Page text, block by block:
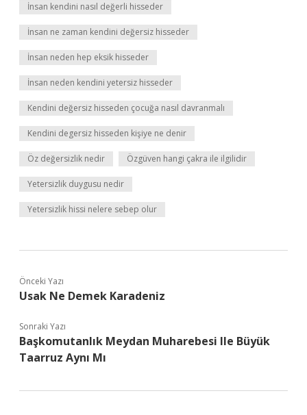
İnsan kendini nasıl değerli hisseder
İnsan ne zaman kendini değersiz hisseder
İnsan neden hep eksik hisseder
İnsan neden kendini yetersiz hisseder
Kendini değersiz hisseden çocuğa nasıl davranmalı
Kendini degersiz hisseden kişiye ne denir
Öz değersizlik nedir Özgüven hangi çakra ile ilgilidir
Yetersizlik duygusu nedir
Yetersizlik hissi nelere sebep olur
Önceki Yazı
Usak Ne Demek Karadeniz
Sonraki Yazı
Başkomutanlık Meydan Muharebesi Ile Büyük
Taarruz Aynı Mı